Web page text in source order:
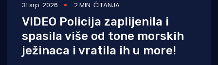
31 srp. 2026 2 MIN. ČITANJA
VIDEO Policija zaplijenila i
spasila više od tone morskih
ježinaca i vratila ih u more!